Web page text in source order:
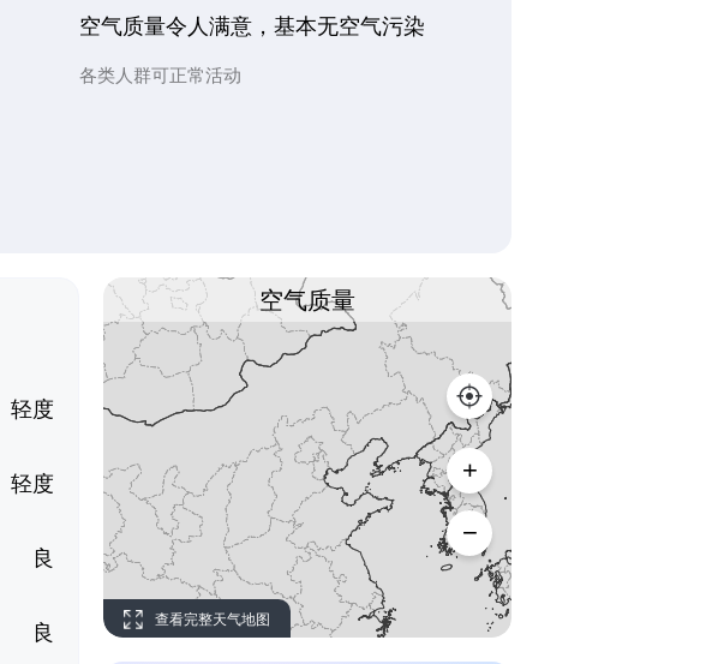
空气质量令人满意，基本无空气污染
各类人群可正常活动
轻度
轻度
良
良
空气质量
查看完整天气地图